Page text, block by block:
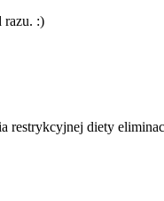
razu. :)
restrykcyjnej diety